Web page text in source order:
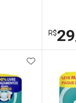
Por
Por
R$29
Por